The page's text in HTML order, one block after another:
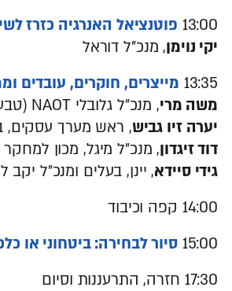
13:00 פוטנציאל האנרגיה כזרז
יקי נוימן, מנכ"ל דוראל
13:35 מייצרים, חוקרים, עובדים
משה מרי, מנכ"ל גלובלי NAOT (טבע נאות)
יערה זיו גביש, ראש מערך עסקים,
דוד זיגדון, מנכ"ל מיגל, מכון למחקר
גידי סיידא, יינן, בעלים ומנכ"ל יקב
14:00 קפה וכיבוד
15:00 סיור לבחירה: ביטחוני או
17:30 חזרה, התרעננות וסיום